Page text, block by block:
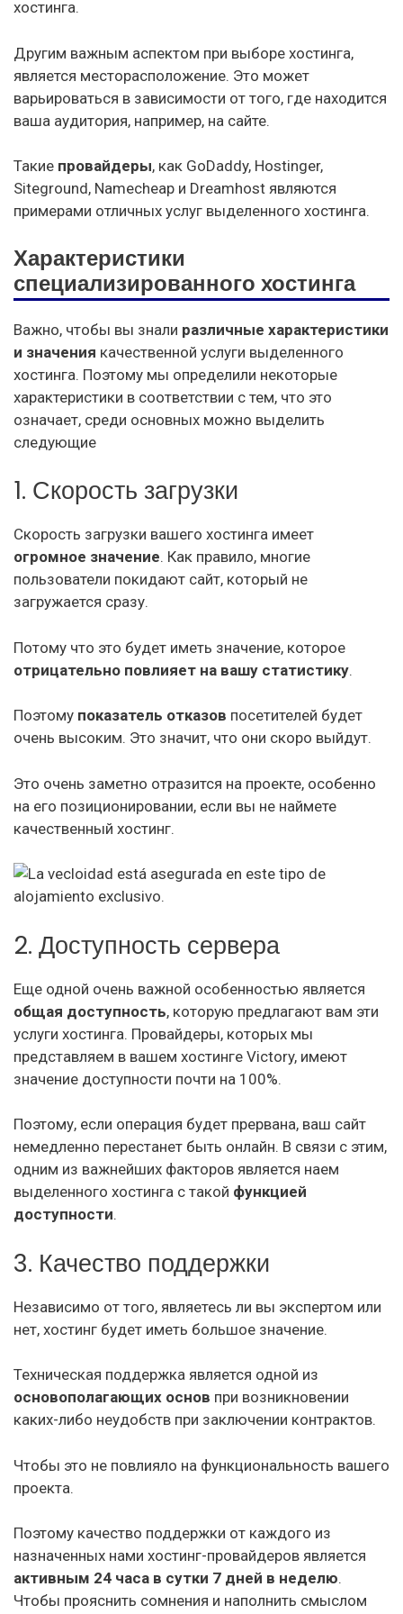
хостинга.
Другим важным аспектом при выборе хостинга,
является месторасположение. Это может
варьироваться в зависимости от того, где находится
ваша аудитория, например, на сайте.
Такие провайдеры, как GoDaddy, Hostinger,
Siteground, Namecheap и Dreamhost являются
примерами отличных услуг выделенного хостинга.
Характеристики
специализированного хостинга
Важно, чтобы вы знали различные характеристики
и значения качественной услуги выделенного
хостинга. Поэтому мы определили некоторые
характеристики в соответствии с тем, что это
означает, среди основных можно выделить
следующие
1. Скорость загрузки
Скорость загрузки вашего хостинга имеет
огромное значение. Как правило, многие
пользователи покидают сайт, который не
загружается сразу.
Потому что это будет иметь значение, которое
отрицательно повлияет на вашу статистику.
Поэтому показатель отказов посетителей будет
очень высоким. Это значит, что они скоро выйдут.
Это очень заметно отразится на проекте, особенно
на его позиционировании, если вы не наймете
качественный хостинг.
2. Доступность сервера
Еще одной очень важной особенностью является
общая доступность, которую предлагают вам эти
услуги хостинга. Провайдеры, которых мы
представляем в вашем хостинге Victory, имеют
значение доступности почти на 100%.
Поэтому, если операция будет прервана, ваш сайт
немедленно перестанет быть онлайн. В связи с этим,
одним из важнейших факторов является наем
выделенного хостинга с такой функцией
доступности.
3. Качество поддержки
Независимо от того, являетесь ли вы экспертом или
нет, хостинг будет иметь большое значение.
Техническая поддержка является одной из
основополагающих основ при возникновении
каких-либо неудобств при заключении контрактов.
Чтобы это не повлияло на функциональность вашего
проекта.
Поэтому качество поддержки от каждого из
назначенных нами хостинг-провайдеров является
активным 24 часа в сутки 7 дней в неделю.
Чтобы прояснить сомнения и наполнить смыслом